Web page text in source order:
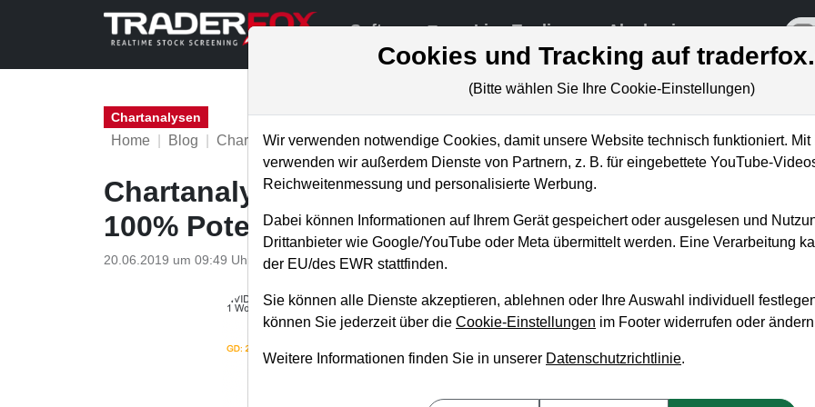
Software Live-Trading Akademie
Chartanalysen
Home Blog Chartanalysen
Chartanalyse Nvidia: Am Rande des Turnarounds
100% Potenzial!
20.06.2019 um 09:49 Uhr P. Uhlschmied
Cookies und Tracking auf
(Bitte wählen Sie Ihre Cookie-Einstellungen)
Wir verwenden notwendige Cookies, damit unsere Website technisch funktioniert.
verwenden wir außerdem Dienste von Partnern, z. B. für eingebettete YouTube-
Reichweitenmessung und personalisierte Werbung.
Dabei können Informationen auf Ihrem Gerät gespeichert oder ausgelesen und
Drittanbieter wie Google/YouTube oder Meta übermittelt werden. Eine Verarbeitung
der EU/des EWR stattfinden.
Sie können alle Dienste akzeptieren, ablehnen oder Ihre Auswahl individuell
können Sie jederzeit über die Cookie-Einstellungen im Footer widerrufen oder
Weitere Informationen finden Sie in unserer Datenschutzrichtlinie.